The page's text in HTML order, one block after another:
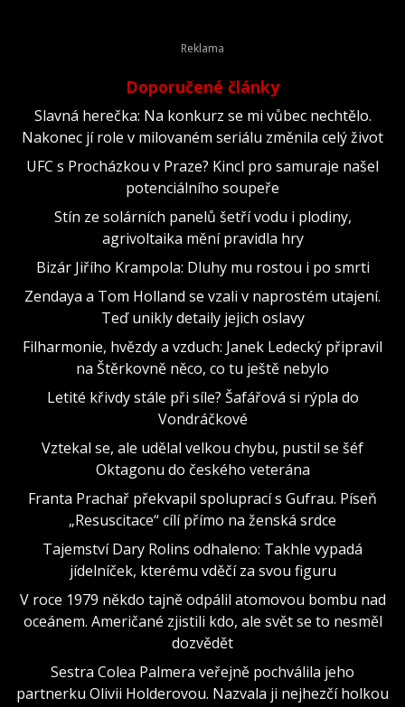
Doporučené články
Slavná herečka: Na konkurz se mi vůbec nechtělo.
Nakonec jí role v milovaném seriálu změnila celý život
UFC s Procházkou v Praze? Kincl pro samuraje našel
potenciálního soupeře
Stín ze solárních panelů šetří vodu i plodiny,
agrivoltaika mění pravidla hry
Bizár Jiřího Krampola: Dluhy mu rostou i po smrti
Zendaya a Tom Holland se vzali v naprostém utajení.
Teď unikly detaily jejich oslavy
Filharmonie, hvězdy a vzduch: Janek Ledecký připravil
na Štěrkovně něco, co tu ještě nebylo
Letité křivdy stále při síle? Šafářová si rýpla do
Vondráčkové
Vztekal se, ale udělal velkou chybu, pustil se šéf
Oktagonu do českého veterána
Franta Prachař překvapil spoluprací s Gufrau. Píseň
„Resuscitace“ cílí přímo na ženská srdce
Tajemství Dary Rolins odhaleno: Takhle vypadá
jídelníček, kterému vděčí za svou figuru
V roce 1979 někdo tajně odpálil atomovou bombu nad
oceánem. Američané zjistili kdo, ale svět se to nesměl
dozvědět
Sestra Colea Palmera veřejně pochválila jeho
partnerku Olivii Holderovou. Nazvala ji nejhezčí holkou